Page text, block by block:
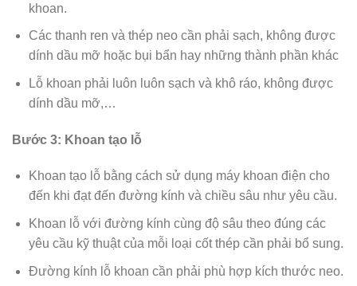
khoan.
Các thanh ren và thép neo cần phải sạch, không được
dính dầu mỡ hoặc bụi bẩn hay những thành phần khác
Lỗ khoan phải luôn luôn sạch và khô ráo, không được
dính dầu mỡ,…
Bước 3: Khoan tạo lỗ
Khoan tạo lỗ bằng cách sử dụng máy khoan điện cho
đến khi đạt đến đường kính và chiều sâu như yêu cầu.
Khoan lỗ với đường kính cùng độ sâu theo đúng các
yêu cầu kỹ thuật của mỗi loại cốt thép cần phải bổ sung.
Đường kính lỗ khoan cần phải phù hợp kích thước neo.